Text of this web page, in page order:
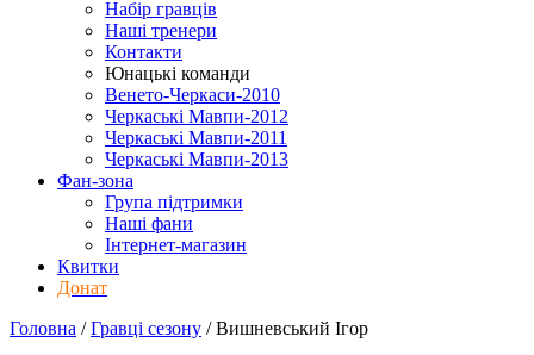
Набір гравців
Наші тренери
Контакти
Юнацькі команди
Венето-Черкаси-2010
Черкаські Мавпи-2012
Черкаські Мавпи-2011
Черкаські Мавпи-2013
Фан-зона
Група підтримки
Наші фани
Інтернет-магазин
Квитки
Донат
Головна /Гравці сезону /Вишневський Ігор